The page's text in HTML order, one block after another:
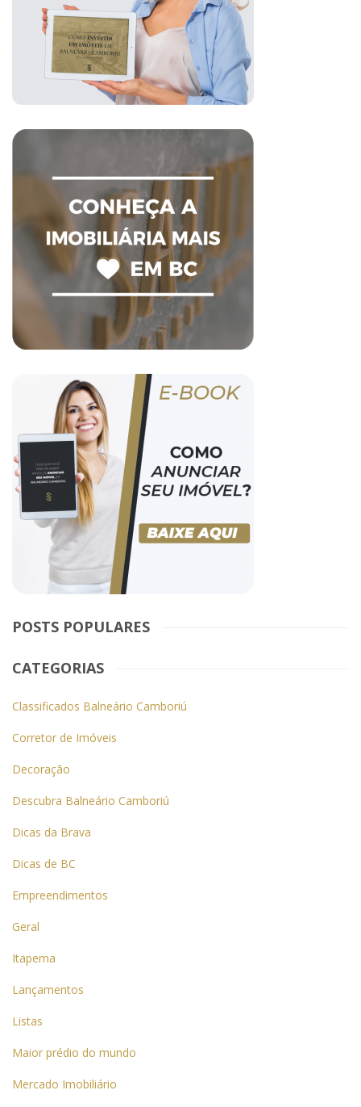
POSTS POPULARES
CATEGORIAS
Classificados Balneário Camboriú
Corretor de Imóveis
Decoração
Descubra Balneário Camboriú
Dicas da Brava
Dicas de BC
Empreendimentos
Geral
Itapema
Lançamentos
Listas
Maior prédio do mundo
Mercado Imobiliário